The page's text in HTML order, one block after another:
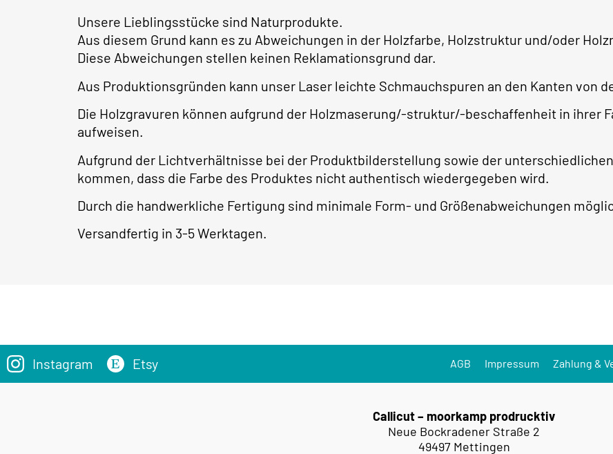
Unsere Lieblingsstücke sind Naturprodukte.
Aus diesem Grund kann es zu Abweichungen in der Holzfarbe, Holzstruktur und/oder
Diese Abweichungen stellen keinen Reklamationsgrund dar.
Aus Produktionsgründen kann unser Laser leichte Schmauchspuren an den Kanten von
Die Holzgravuren können aufgrund der Holzmaserung/-struktur/-beschaffenheit in ihrer
aufweisen.
Aufgrund der Lichtverhältnisse bei der Produktbilderstellung sowie der
kommen, dass die Farbe des Produktes nicht authentisch wiedergegeben wird.
Durch die handwerkliche Fertigung sind minimale Form- und Größenabweichungen
Versandfertig in 3-5 Werktagen.
Instagram Etsy AGB Impressum Zahlung &
Callicut – moorkamp prodrucktiv
Neue Bockradener Straße 2
49497 Mettingen